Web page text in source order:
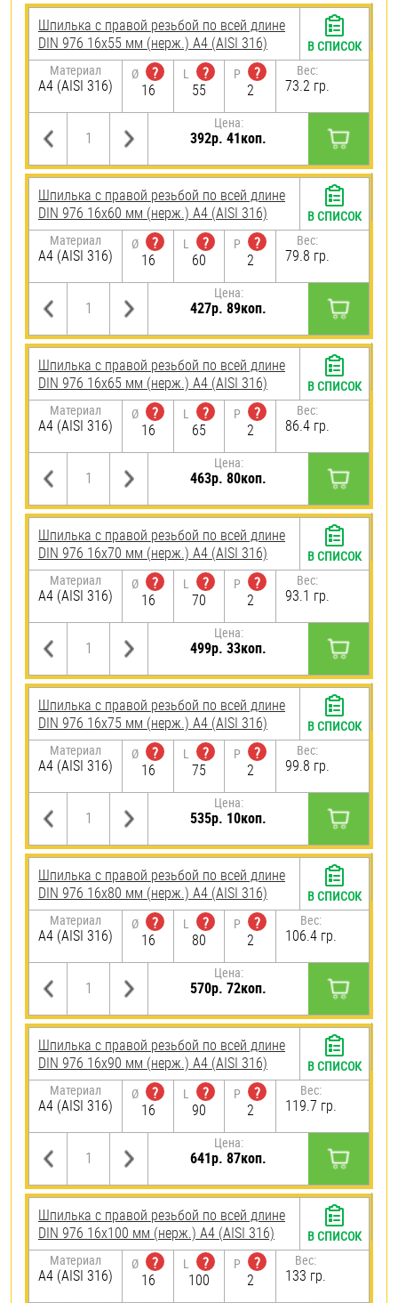
Шпилька с правой резьбой по всей длине
DIN 976 16х55 мм (нерж.) A4 (AISI 316)
Материал
A4 (AISI 316)
Ø
?
16
L
?
55
P
?
2
Вес:
73.2 гр.
Цена:
392р. 41коп.
В СПИСОК
Шпилька с правой резьбой по всей длине
DIN 976 16х60 мм (нерж.) A4 (AISI 316)
Материал
A4 (AISI 316)
Ø
?
16
L
?
60
P
?
2
Вес:
79.8 гр.
Цена:
427р. 89коп.
В СПИСОК
Шпилька с правой резьбой по всей длине
DIN 976 16х65 мм (нерж.) A4 (AISI 316)
Материал
A4 (AISI 316)
Ø
?
16
L
?
65
P
?
2
Вес:
86.4 гр.
Цена:
463р. 80коп.
В СПИСОК
Шпилька с правой резьбой по всей длине
DIN 976 16х70 мм (нерж.) A4 (AISI 316)
Материал
A4 (AISI 316)
Ø
?
16
L
?
70
P
?
2
Вес:
93.1 гр.
Цена:
499р. 33коп.
В СПИСОК
Шпилька с правой резьбой по всей длине
DIN 976 16х75 мм (нерж.) A4 (AISI 316)
Материал
A4 (AISI 316)
Ø
?
16
L
?
75
P
?
2
Вес:
99.8 гр.
Цена:
535р. 10коп.
В СПИСОК
Шпилька с правой резьбой по всей длине
DIN 976 16х80 мм (нерж.) A4 (AISI 316)
Материал
A4 (AISI 316)
Ø
?
16
L
?
80
P
?
2
Вес:
106.4 гр.
Цена:
570р. 72коп.
В СПИСОК
Шпилька с правой резьбой по всей длине
DIN 976 16х90 мм (нерж.) A4 (AISI 316)
Материал
A4 (AISI 316)
Ø
?
16
L
?
90
P
?
2
Вес:
119.7 гр.
Цена:
641р. 87коп.
В СПИСОК
Шпилька с правой резьбой по всей длине
DIN 976 16х100 мм (нерж.) A4 (AISI 316)
Материал
A4 (AISI 316)
Ø
?
16
L
?
100
P
?
2
Вес:
133 гр.
В СПИСОК